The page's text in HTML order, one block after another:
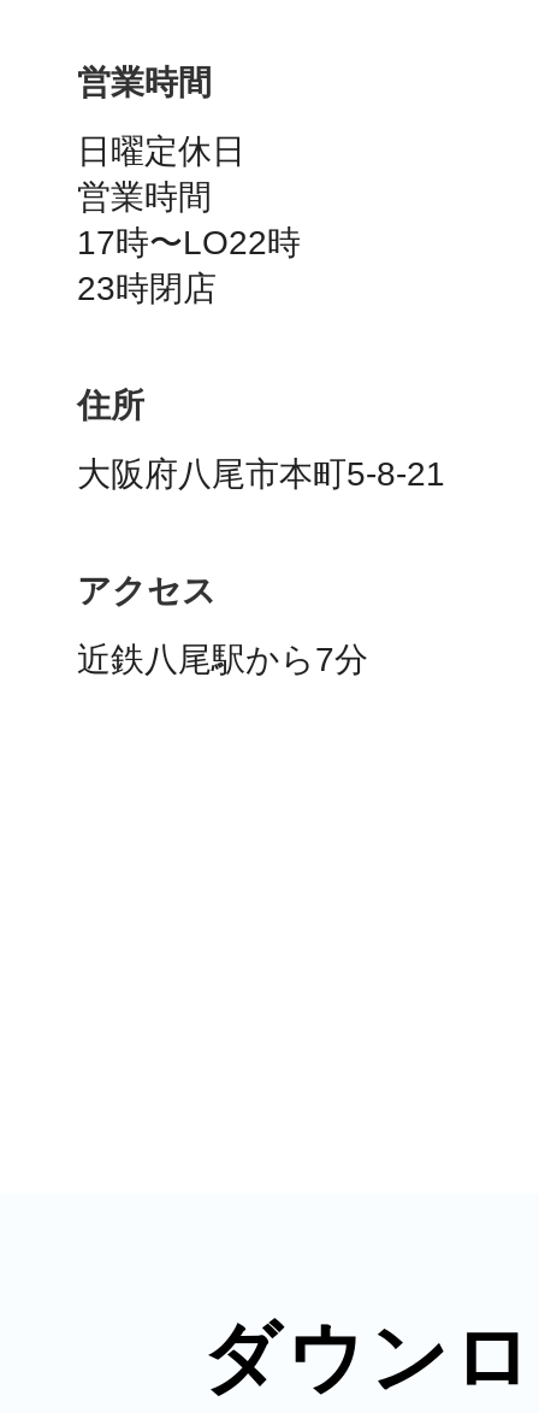
営業時間
日曜定休日
営業時間
17時〜LO22時
住所
大阪府八尾市本町5-8-21
アクセス
近鉄八尾駅から7分
ダウン
秋葉原